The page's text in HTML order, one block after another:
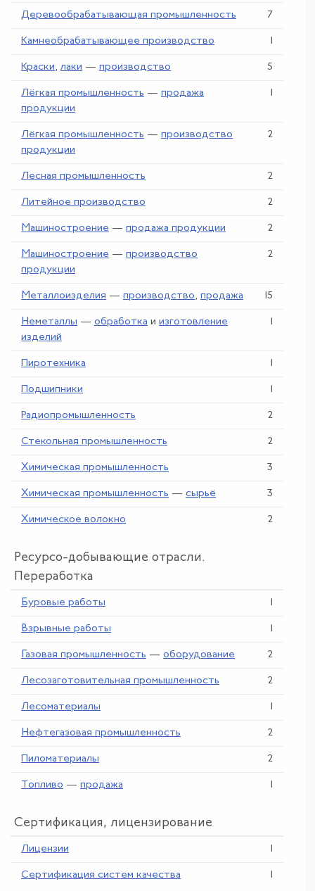
Деревообрабатывающая промышленность 7
Камнеобрабатывающее производство 1
Краски, лаки — производство 5
Лёгкая промышленность — продажа
продукции
1
Лёгкая промышленность — производство
продукции
2
Лесная промышленность 2
Литейное производство 2
Машиностроение — продажа продукции 2
Машиностроение — производство
продукции
2
Металлоизделия — производство, продажа 15
Неметаллы — обработка и изготовление
изделий
1
Пиротехника 1
Подшипники 1
Радиопромышленность 2
Стекольная промышленность 2
Химическая промышленность 3
Химическая промышленность — сырьё 3
Химическое волокно 2
Ресурсо-добывающие отрасли.
Переработка
Буровые работы 1
Взрывные работы 1
Газовая промышленность — оборудование 2
Лесозаготовительная промышленность 2
Лесоматериалы 1
Нефтегазовая промышленность 2
Пиломатериалы 2
Топливо — продажа 1
Сертификация, лицензирование
Лицензии 1
Сертификация систем качества 1